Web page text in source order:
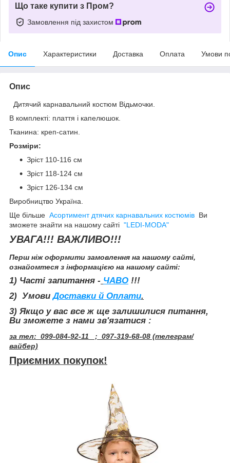
Що таке купити з Пром?
Замовлення під захистом
Опис Характеристики Доставка Оплата Умови
Опис
Дитячий карнавальний костюм Відьмочки.
В комплекті: плаття і капелюшок.
Тканина: креп-сатин.
Розміри:
Зріст 110-116 см
Зріст 118-124 см
Зріст 126-134 см
Виробництво Україна.
Ще більше Асортимент дтячих карнавальних костюмів Ви
зможете знайти на нашому сайті "LEDI-MODA"
УВАГА!!! ВАЖЛИВО!!!
Перш ніж оформити замовлення на нашому сайті,
ознайомтеся з інформацією на нашому сайті:
1) Часті запитання - ЧАВО !!!
2) УмовиДоставки й Оплати.
3) Якщо у вас все ж ще залишилися питання,
Ви зможете з нами зв'язатися :
за тел: 099-084-92-11 ; 097-319-68-08 (телеграм/
вайбер)
Приємних покупок!